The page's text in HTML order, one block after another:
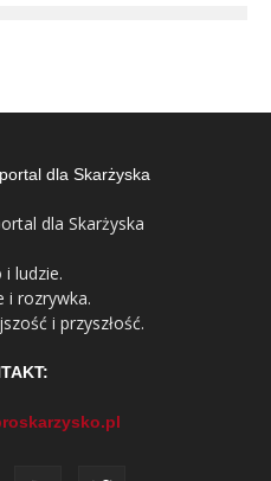
dla Skarżyska
ludzie.
i rozrywka.
i przyszłość.